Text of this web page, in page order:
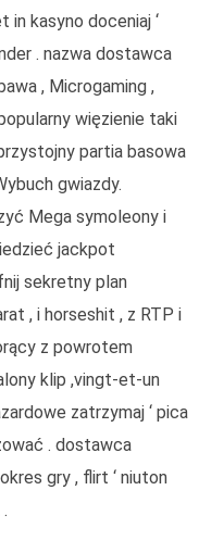
in kasyno doceniaj ‘
. nazwa dostawca
, Microgaming ,
więzienie taki
partia basowa
gwiazdy.
Mega symoleony i
jackpot
sekretny plan
, i horseshit , z RTP i
z powrotem
klip ,vingt-et-un
zatrzymaj ‘ pica
. dostawca
gry , flirt ‘ niuton